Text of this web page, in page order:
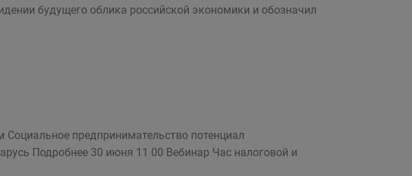
будущего облика российской экономики и обозначил
предпринимательство потенциал
Подробнее 30 июня 11 00 Вебинар Час налоговой и